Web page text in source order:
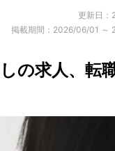
更新日：
掲載期間：2026/06/01 ～
の求人、転
業所